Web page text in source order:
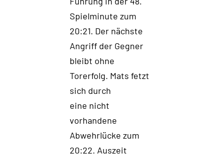
Spielminute zum
20:21. Der nächste
Angriff der Gegner
bleibt ohne
Torerfolg. Mats fetzt
sich durch
eine nicht
vorhandene
Abwehrlücke zum
20:22. Auszeit